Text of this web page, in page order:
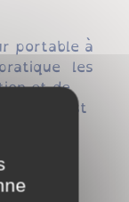
portable à
les
et de
est
et